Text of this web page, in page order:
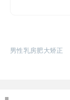
男性乳房肥大矫正